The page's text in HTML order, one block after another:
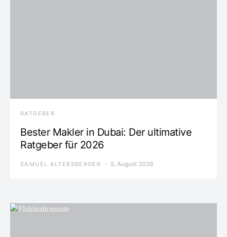
RATGEBER
Bester Makler in Dubai: Der ultimative
Ratgeber für 2026
SAMUEL ALTERSBERGER 5. August 2026